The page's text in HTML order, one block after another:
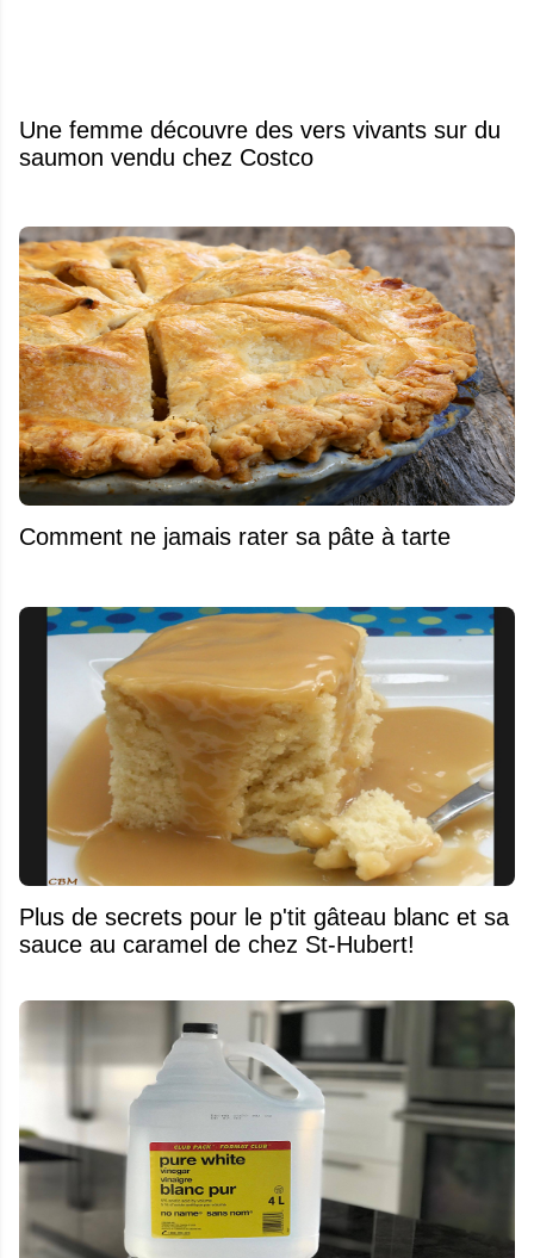
Une femme découvre des vers vivants sur du
saumon vendu chez Costco
Comment ne jamais rater sa pâte à tarte
Plus de secrets pour le p'tit gâteau blanc et sa
sauce au caramel de chez St-Hubert!